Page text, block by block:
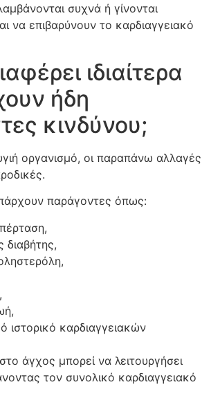
συχνά ή γίνονται
να επιβαρύνουν το καρδιαγγειακό
ιδιαίτερα
ήδη
κινδύνου;
οργανισμό, οι παραπάνω αλλαγές
παράγοντες όπως:
ιστορικό καρδιαγγειακών
άγχος μπορεί να λειτουργήσει
τον συνολικό καρδιαγγειακό